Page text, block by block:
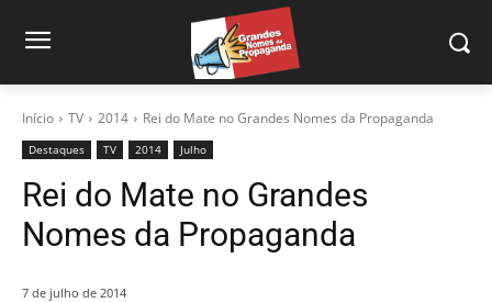
Início TV 2014 Rei do Mate no Grandes Nomes da Propaganda
Destaques TV 2014 Julho
Rei do Mate no Grandes
Nomes da Propaganda
7 de julho de 2014